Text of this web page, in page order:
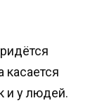
и у людей.